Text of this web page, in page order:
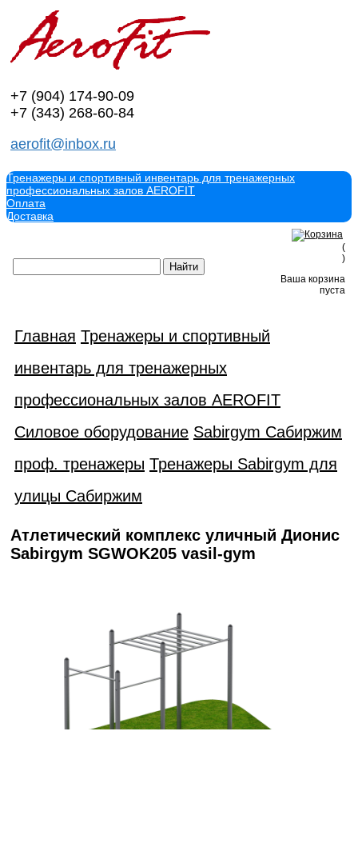
+7 (904) 174-90-09
+7 (343) 268-60-84
aerofit@inbox.ru
Тренажеры и спортивный инвентарь для тренажерных
профессиональных залов AEROFIT
Оплата
Доставка
(
)
Ваша корзина
пуста
Главная Тренажеры и спортивный
инвентарь для тренажерных
профессиональных залов AEROFIT
Силовое оборудование Sabirgym Сабиржим
проф. тренажеры Тренажеры Sabirgym для
улицы Сабиржим
Атлетический комплекс уличный Дионис
Sabirgym SGWOK205 vasil-gym